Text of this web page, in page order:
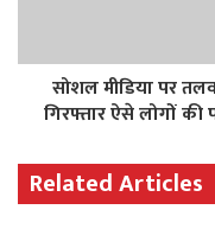
सोशल मीडिया पर
गिरफ्तार ऐसे लोगों की
Related Articles